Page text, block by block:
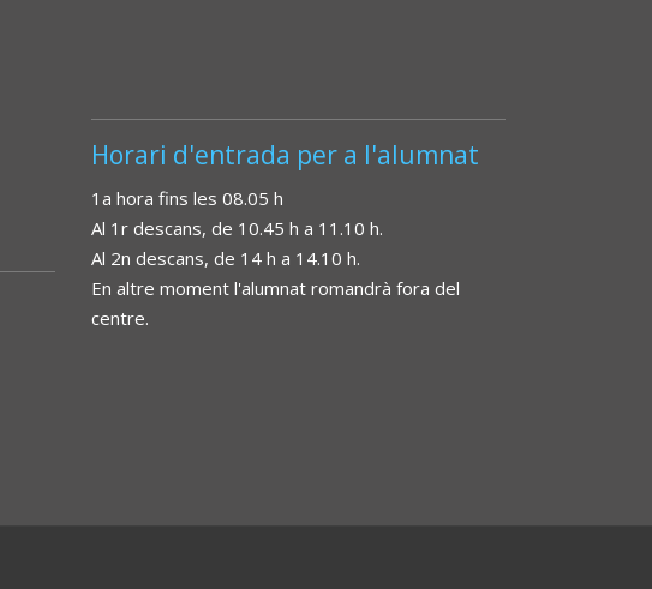
Horari d'entrada per a l'alumnat
1a hora fins les 08.05 h
Al 1r descans, de 10.45 h a 11.10 h.
Al 2n descans, de 14 h a 14.10 h.
En altre moment l'alumnat romandrà fora del
centre.